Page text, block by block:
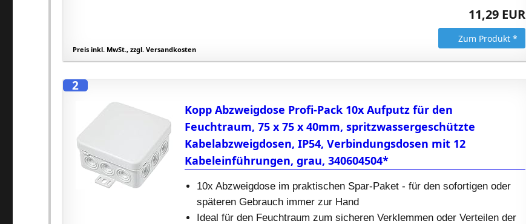
11,29 EUR
Zum Produkt *
Preis inkl. MwSt., zzgl. Versandkosten
2
Kopp Abzweigdose Profi-Pack 10x Aufputz für den
Feuchtraum, 75 x 75 x 40mm, spritzwassergeschützte
Kabelabzweigdosen, IP54, Verbindungsdosen mit 12
Kabeleinführungen, grau, 340604504*
10x Abzweigdose im praktischen Spar-Paket - für den sofortigen oder
späteren Gebrauch immer zur Hand
Ideal für den Feuchtraum zum sicheren Verklemmen oder Verteilen der